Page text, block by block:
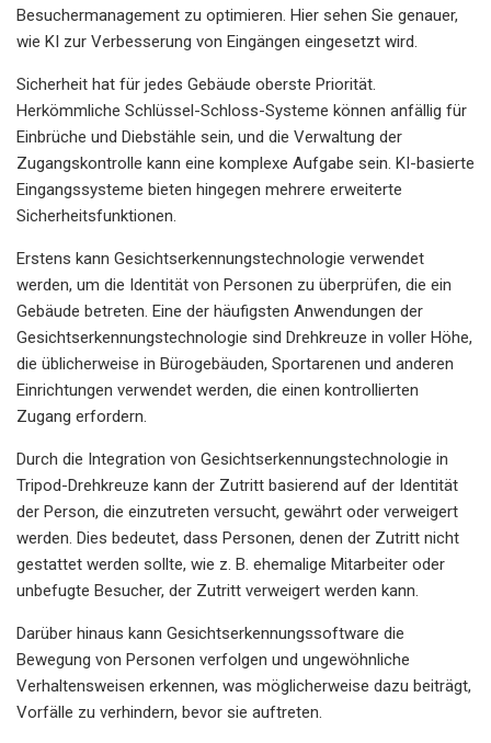
Besuchermanagement zu optimieren. Hier sehen Sie genauer,
wie KI zur Verbesserung von Eingängen eingesetzt wird.
Sicherheit hat für jedes Gebäude oberste Priorität.
Herkömmliche Schlüssel-Schloss-Systeme können anfällig für
Einbrüche und Diebstähle sein, und die Verwaltung der
Zugangskontrolle kann eine komplexe Aufgabe sein. KI-basierte
Eingangssysteme bieten hingegen mehrere erweiterte
Sicherheitsfunktionen.
Erstens kann Gesichtserkennungstechnologie verwendet
werden, um die Identität von Personen zu überprüfen, die ein
Gebäude betreten. Eine der häufigsten Anwendungen der
Gesichtserkennungstechnologie sind Drehkreuze in voller Höhe,
die üblicherweise in Bürogebäuden, Sportarenen und anderen
Einrichtungen verwendet werden, die einen kontrollierten
Zugang erfordern.
Durch die Integration von Gesichtserkennungstechnologie in
Tripod-Drehkreuze kann der Zutritt basierend auf der Identität
der Person, die einzutreten versucht, gewährt oder verweigert
werden. Dies bedeutet, dass Personen, denen der Zutritt nicht
gestattet werden sollte, wie z. B. ehemalige Mitarbeiter oder
unbefugte Besucher, der Zutritt verweigert werden kann.
Darüber hinaus kann Gesichtserkennungssoftware die
Bewegung von Personen verfolgen und ungewöhnliche
Verhaltensweisen erkennen, was möglicherweise dazu beiträgt,
Vorfälle zu verhindern, bevor sie auftreten.